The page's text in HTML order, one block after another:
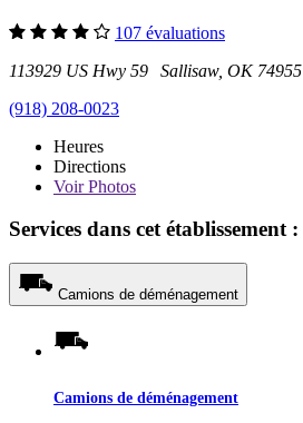
107 évaluations
113929 US Hwy 59 Sallisaw, OK 74955
(918) 208-0023
Heures
Directions
VoirPhotos
Services dans cet établissement :
Camions de déménagement
Camions de déménagement